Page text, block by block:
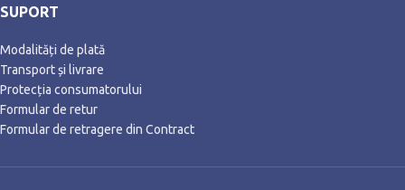
SUPORT
Modalități de plată
Transport și livrare
Protecția consumatorului
Formular de retur
Formular de retragere din Contract